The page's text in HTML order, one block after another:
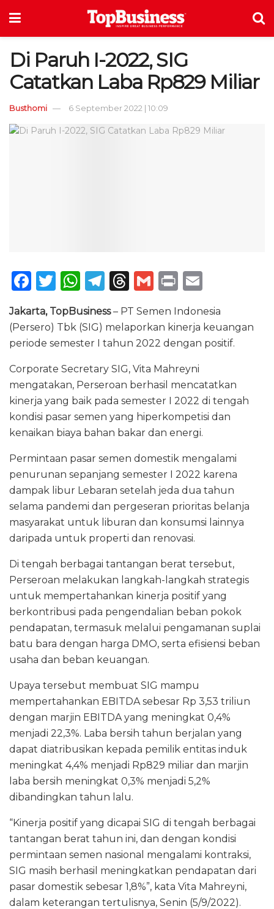
Di Paruh I-2022, SIG
Catatkan Laba Rp829 Miliar
Busthomi 6 September 2022 | 10:09
F
c
e
o
o
k
T
it
te
r
W
h
a
ts
p
p
T
e
g
ra
m
T
re
a
d
s
G
ai
l
P
n
t
ai
l
Jakarta, TopBusiness– PT Semen Indonesia
(Persero) Tbk (SIG) melaporkan kinerja keuangan
periode semester I tahun 2022 dengan positif.
Corporate Secretary SIG, Vita Mahreyni
mengatakan, Perseroan berhasil mencatatkan
kinerja yang baik pada semester I 2022 di tengah
kondisi pasar semen yang hiperkompetisi dan
kenaikan biaya bahan bakar dan energi.
Permintaan pasar semen domestik mengalami
penurunan sepanjang semester I 2022 karena
dampak libur Lebaran setelah jeda dua tahun
selama pandemi dan pergeseran prioritas belanja
masyarakat untuk liburan dan konsumsi lainnya
daripada untuk properti dan renovasi.
Di tengah berbagai tantangan berat tersebut,
Perseroan melakukan langkah-langkah strategis
untuk mempertahankan kinerja positif yang
berkontribusi pada pengendalian beban pokok
pendapatan, termasuk melalui pengamanan suplai
batu bara dengan harga DMO, serta efisiensi beban
usaha dan beban keuangan.
Upaya tersebut membuat SIG mampu
mempertahankan EBITDA sebesar Rp 3,53 triliun
dengan marjin EBITDA yang meningkat 0,4%
menjadi 22,3%. Laba bersih tahun berjalan yang
dapat diatribusikan kepada pemilik entitas induk
meningkat 4,4% menjadi Rp829 miliar dan marjin
laba bersih meningkat 0,3% menjadi 5,2%
dibandingkan tahun lalu.
“Kinerja positif yang dicapai SIG di tengah berbagai
tantangan berat tahun ini, dan dengan kondisi
permintaan semen nasional mengalami kontraksi,
SIG masih berhasil meningkatkan pendapatan dari
pasar domestik sebesar 1,8%”, kata Vita Mahreyni,
dalam keterangan tertulisnya, Senin (5/9/2022).